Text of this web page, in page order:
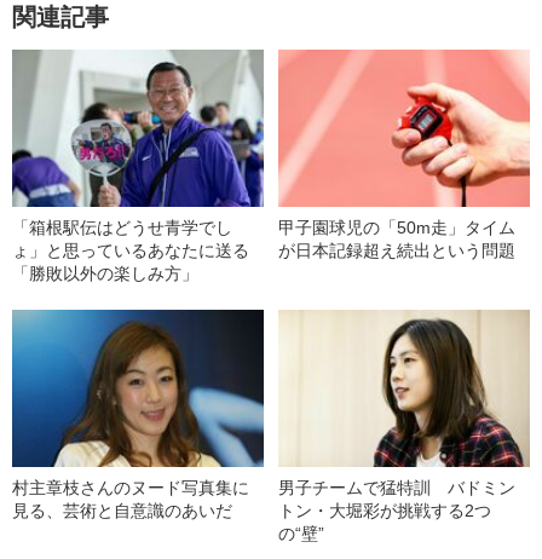
関連記事
「箱根駅伝はどうせ青学でし
ょ」と思っているあなたに送る
「勝敗以外の楽しみ方」
甲子園球児の「50m走」タイム
が日本記録超え続出という問題
村主章枝さんのヌード写真集に
見る、芸術と自意識のあいだ
男子チームで猛特訓 バドミン
トン・大堀彩が挑戦する2つ
の“壁”